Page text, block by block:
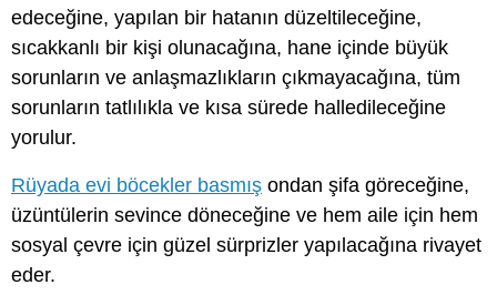
edeceğine, yapılan bir hatanın düzeltileceğine,
sıcakkanlı bir kişi olunacağına, hane içinde büyük
sorunların ve anlaşmazlıkların çıkmayacağına, tüm
sorunların tatlılıkla ve kısa sürede halledileceğine
yorulur.
Rüyada evi böcekler basmış ondan şifa göreceğine,
üzüntülerin sevince döneceğine ve hem aile için hem
sosyal çevre için güzel sürprizler yapılacağına rivayet
eder.